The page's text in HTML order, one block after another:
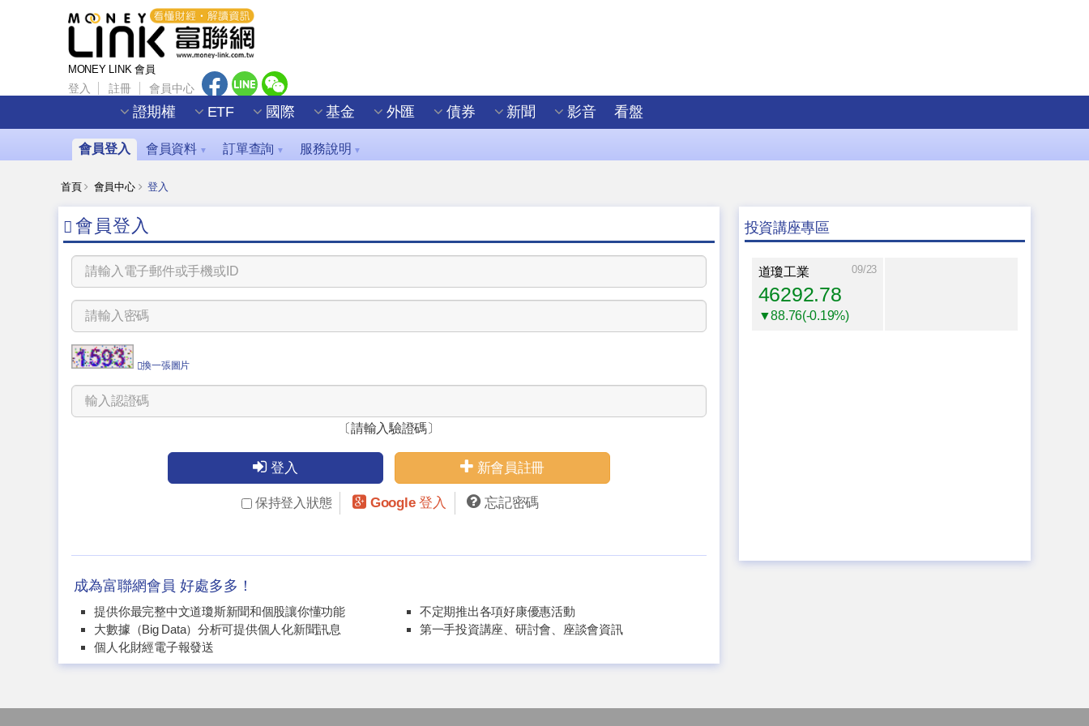
MONEY LINK 會員
登入 註冊 會員中心
證期權 ETF 國際 基金 外匯 債券 新聞 影音 看盤
會員登入 會員資料 ▼ 訂單查詢 ▼ 服務說明 ▼
首頁 會員中心 登入
會員登入
換一張圖片
〔請輸入驗證碼〕
登入 新會員註冊
保持登入狀態 Google 登入 忘記密碼
成為富聯網會員 好處多多！
提供你最完整中文道瓊斯新聞和個股讓你懂功能
大數據（Big Data）分析可提供個人化新聞訊息
個人化財經電子報發送
不定期推出各項好康優惠活動
第一手投資講座、研討會、座談會資訊
投資講座專區
道瓊工業 09/23
46292.78
▼88.76(-0.19%)